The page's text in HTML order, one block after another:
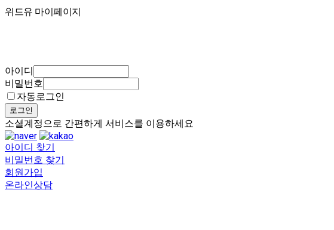
위드유 마이페이지
아이디
비밀번호
자동로그인
로그인
소셜계정으로 간편하게 서비스를 이용하세요
아이디 찾기
비밀번호 찾기
회원가입
온라인상담